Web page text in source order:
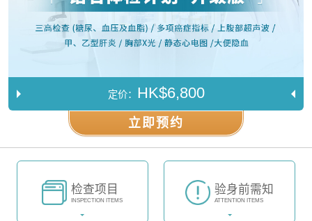
定价： HK$6,800
立即预约
检查项目
INSPECTION ITEMS
验身前需知
ATTENTION ITEMS